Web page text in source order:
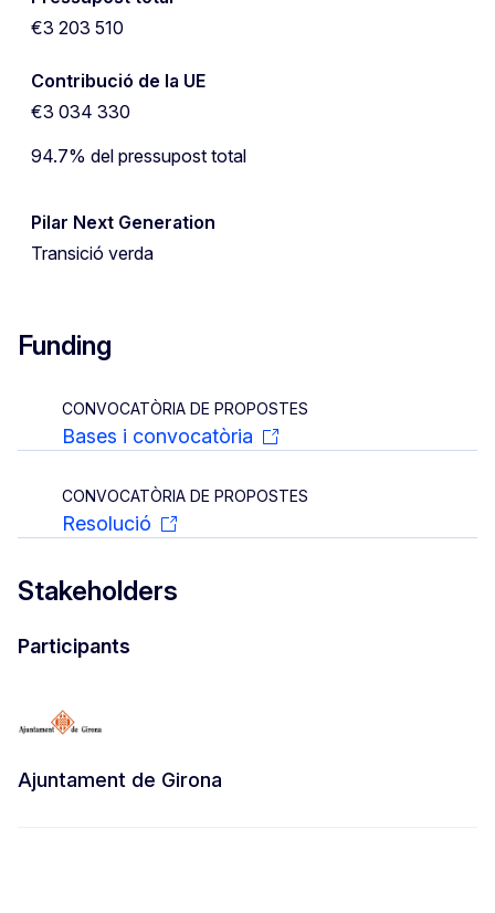
€3 203 510
Contribució de la UE
€3 034 330
94.7% del pressupost total
Pilar Next Generation
Transició verda
Funding
CONVOCATÒRIA DE PROPOSTES
Bases i convocatòria
CONVOCATÒRIA DE PROPOSTES
Resolució
Stakeholders
Participants
Ajuntament de Girona